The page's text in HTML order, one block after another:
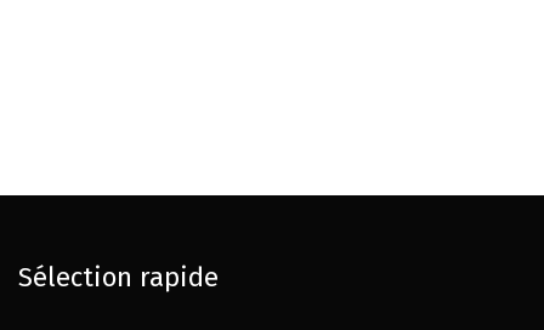
Sélection rapide